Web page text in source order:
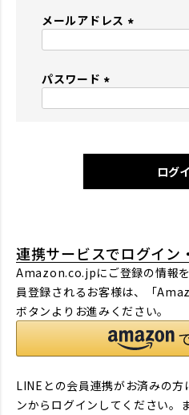
メールアドレス
パスワード
)
ログ
連携サービスでログイン
Amazon.co.jpにご登録の情報
員登録されるお客様は、「
ボタンよりお進みください。
LINEとの会員連携がお済みの
ンからログインしてください。